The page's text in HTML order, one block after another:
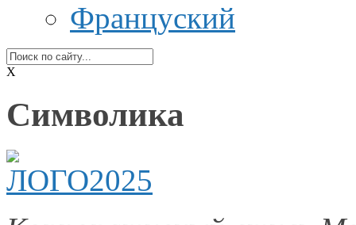
Француский
X
Символика